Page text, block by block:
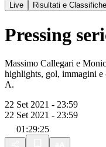
Live
Risultati e Classifiche
Pressing
Massimo Callegari e
highlights, gol, immagini e
A.
22 Set 2021 - 23:59
22 Set 2021 - 23:59
01:29:25